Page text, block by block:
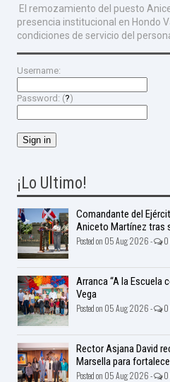
El remozamiento del puesto
presencia institucional en Hondo
condiciones de servicio del
Username:
Password: (?)
¡Lo Ultimo!
Comandante del
Aniceto Martínez tras
Posted on 05 Aug 2026 - 0
Arranca “A la Escuela
Vega
Posted on 05 Aug 2026 - 0
Rector Asjana David
Marsella para
Posted on 05 Aug 2026 - 0